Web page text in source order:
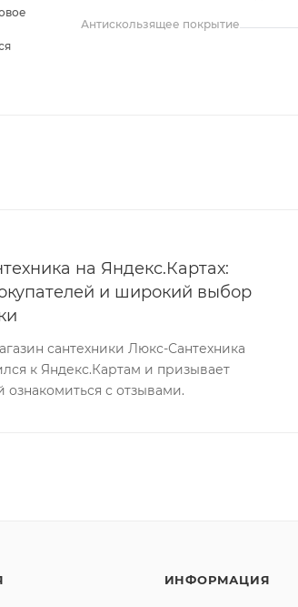
Антискользящее покрытие
на Яндекс.Картах:
и широкий выбор
сантехники Люкс-Сантехника
к Яндекс.Картам и призывает
ознакомиться с отзывами.
ИНФОРМАЦИЯ